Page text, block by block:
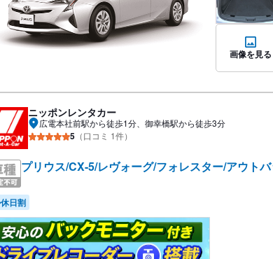
画像を見る
ニッポンレンタカー
広電本社前駅から徒歩1分、御幸橋駅から徒歩3分
5 （口コミ 1件）
プリウス/CX-5/レヴォーグ/フォレスター/アウトバ
休日割